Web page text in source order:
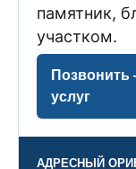
памятник,
участком.
Позвонить
услуг
АДРЕСНЫЙ